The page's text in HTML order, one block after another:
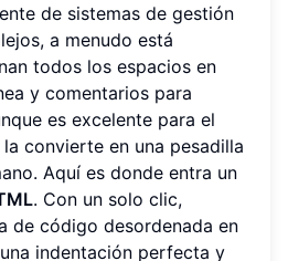
de sistemas de gestión
a menudo está
todos los espacios en
y comentarios para
es excelente para el
convierte en una pesadilla
Aquí es donde entra un
. Con un solo clic,
de código desordenada en
indentación perfecta y